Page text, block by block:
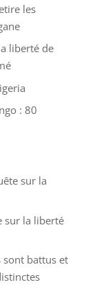
les
liberté de
: 80
sur la
sur la liberté
sont battus et